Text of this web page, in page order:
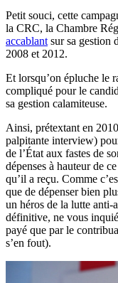
Petit souci, cette
la CRC, la Chambre
accablant sur sa gestion
2008 et 2012.
Et lorsqu’on épluche le
compliqué pour le
sa gestion calamiteuse.
Ainsi, prétextant en
palpitante interview)
de l’État aux fastes de
dépenses à hauteur de
qu’il a reçu. Comme
que de dépenser bien
un héros de la lutte anti-
définitive, ne vous
payé que par le
s’en fout).